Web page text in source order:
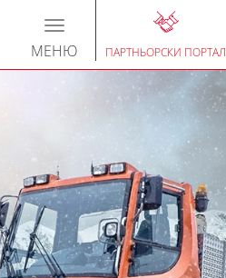
ПАРТНЬОРСКИ ПОРТАЛ
Toggle
navigation
МЕНЮ